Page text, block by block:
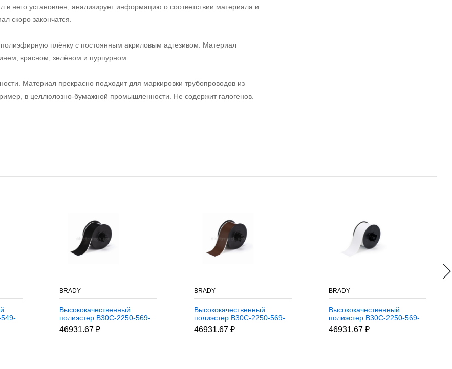
него установлен, анализирует информацию о соответствии материала и
скоро закончатся.
плёнку с постоянным акриловым адгезивом. Материал
красном, зелёном и пурпурном.
Материал прекрасно подходит для маркировки трубопроводов из
в целлюлозно-бумажной промышленности. Не содержит галогенов.
BRADY
Высококачественный
полиэстер B30C-2250-569-
BK, чёрный, 57,15 мм *
30,48 м (BBP31/33/35/37)
46931.67 ₽
BRADY
Высококачественный
полиэстер B30C-2250-569-
GY, серый, 57,15 мм *
30,48 м (BBP31/33/35/37)
46931.67 ₽
BRADY
Высококачественный
полиэстер B30C-2250-569-
WT, белый, 57,15 мм *
30,48 м (BBP31/33/35/37)
46931.67 ₽